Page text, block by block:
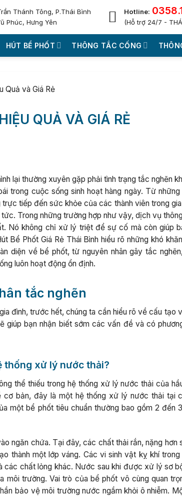
Thánh Tông, P.Thái Bình
Phúc, Hưng Yên
Hotline:
(Hỗ trợ 24/7 -
HÚT BỂ PHỐT THÔNG TẮC CỐNG
Quả và Giá Rẻ
QUẢ VÀ GIÁ RẺ
lại thường xuyên gặp phải tình trạng tắc nghẽn
trong cuộc sống sinh hoạt hàng ngày. Từ
tiếp đến sức khỏe của các thành viên trong
Trong những trường hợp như vậy, dịch vụ
Nó không chỉ xử lý triệt để sự cố mà còn giúp
Bể Phốt Giá Rẻ Thái Bình hiểu rõ những khó
diện về bể phốt, từ nguyên nhân gây tắc
luôn hoạt động ổn định.
tắc nghẽn
đình, trước hết, chúng ta cần hiểu rõ về cấu tạo
giúp bạn nhận biết sớm các vấn đề và có
thống xử lý nước thải?
thể thiếu trong hệ thống xử lý nước thải của
bản, đây là một hệ thống xử lý nước thải tại
một bể phốt tiêu chuẩn thường bao gồm 2 đến
ngăn chứa. Tại đây, các chất thải rắn, nặng hơn
thành một lớp váng. Các vi sinh vật kỵ khí
các chất lỏng khác. Nước sau khi được xử lý sơ
trường. Vai trò của bể phốt vô cùng quan
bảo vệ môi trường nước ngầm khỏi ô nhiễm.